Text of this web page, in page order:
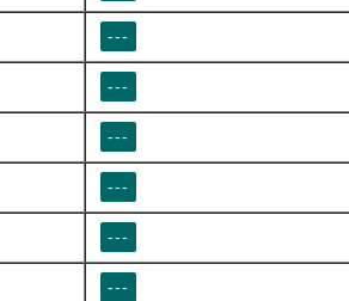
---
---
---
---
---
---